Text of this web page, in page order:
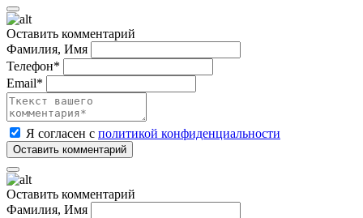
Оставить комментарий
Фамилия, Имя
Телефон*
Email*
Я согласен с политикой конфиденциальности
Оставить комментарий
Фамилия, Имя